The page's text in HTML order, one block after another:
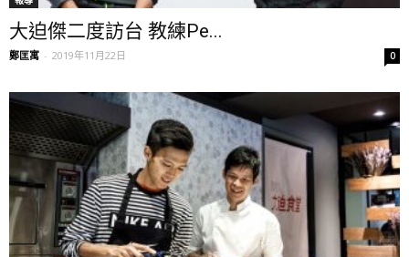
大迫傑二度訪台 教練Pe...
鄭匡寓 - 2019年11月22日 0